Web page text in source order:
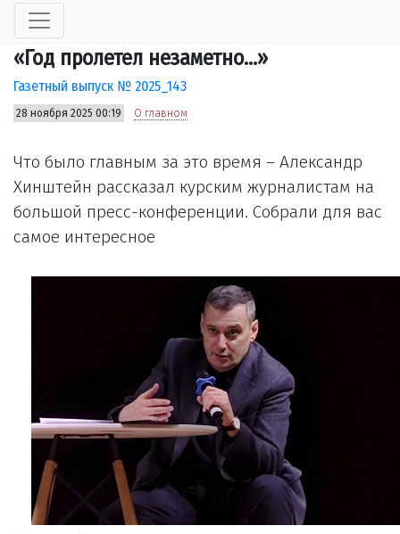
«Год пролетел незаметно…»
Газетный выпуск № 2025_143
28 ноября 2025 00:19 О главном
Что было главным за это время – Александр
Хинштейн рассказал курским журналистам на
большой пресс-конференции. Собрали для вас
самое интересное